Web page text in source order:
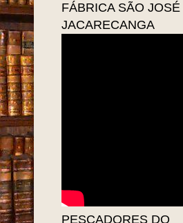
FÁBRICA SÃO JOSÉ
JACARECANGA
PESCADORES DO